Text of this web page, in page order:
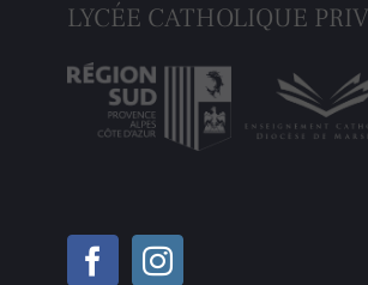
LYCÉE CATHOLIQUE